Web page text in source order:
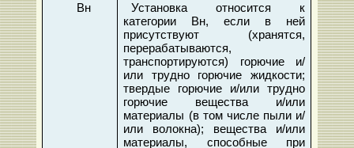
Вн
Установка относится к
категории Вн, если в ней
присутствуют (хранятся,
перерабатываются,
транспортируются) горючие и/
или трудно горючие жидкости;
твердые горючие и/или трудно
горючие вещества и/или
материалы (в том числе пыли и/
или волокна); вещества и/или
материалы, способные при